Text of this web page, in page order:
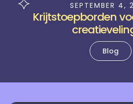
SEPTEMBER 4,
Krijtstoepborden
Blog